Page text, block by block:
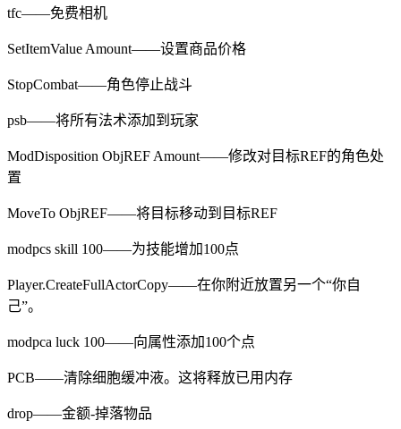
tfc——免费相机
SetItemValue Amount——设置商品价格
StopCombat——角色停止战斗
psb——将所有法术添加到玩家
ModDisposition ObjREF Amount——修改对目标REF的角色处
置
MoveTo ObjREF——将目标移动到目标REF
modpcs skill 100——为技能增加100点
Player.CreateFullActorCopy——在你附近放置另一个“你自
己”。
modpca luck 100——向属性添加100个点
PCB——清除细胞缓冲液。这将释放已用内存
drop——金额-掉落物品